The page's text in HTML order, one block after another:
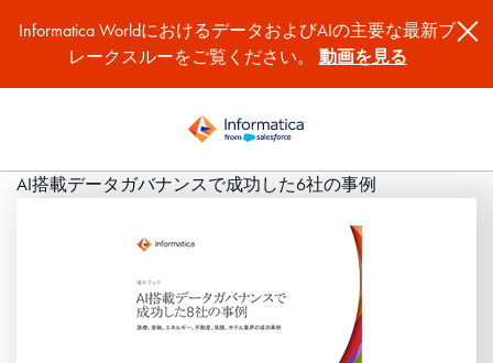
Informatica WorldにおけるデータおよびAIの主要な最新ブ
レークスルーをご覧ください。 動画を見る
AI搭載データガバナンスで成功した6社の事例